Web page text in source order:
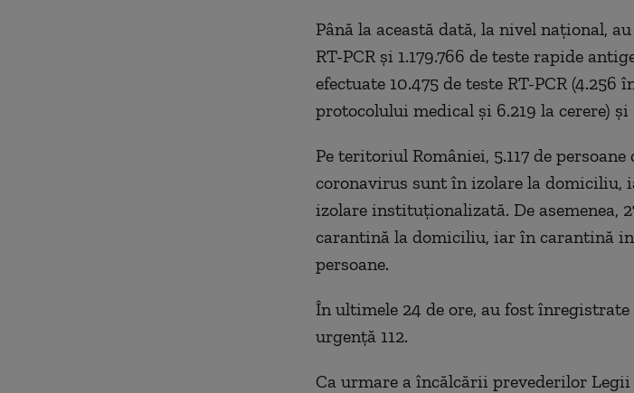
Până la această dată, la nivel național,
RT-PCR și 1.179.766 de teste rapide
efectuate 10.475 de teste RT-PCR
protocolului medical și 6.219 la cerere)
Pe teritoriul României, 5.117 de
coronavirus sunt în izolare la domiciliu,
izolare instituționalizată. De asemenea,
carantină la domiciliu, iar în carantină
persoane.
În ultimele 24 de ore, au fost
urgență 112.
Ca urmare a încălcării prevederilor